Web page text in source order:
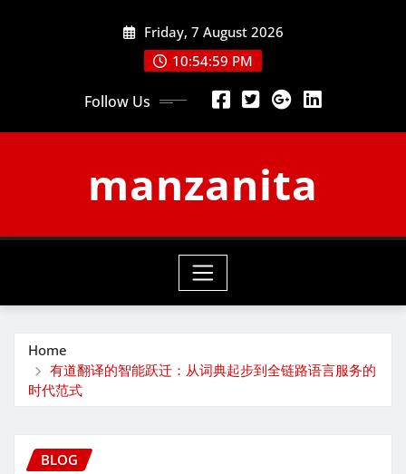
Friday, 7 August 2026
10:55:00 PM
Follow Us
manzanita
Home
有道翻译的智能跃迁：从词典起步到全链路语言服务的
时代范式
BLOG